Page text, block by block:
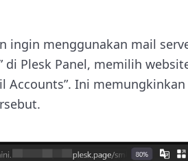
ingin menggunakan mail
di Plesk Panel, memilih
Accounts”. Ini